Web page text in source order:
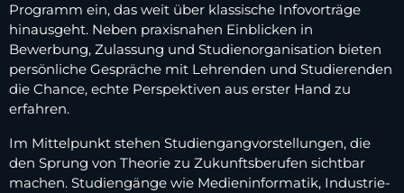
Programm ein, das weit über klassische Infovorträge
hinausgeht. Neben praxisnahen Einblicken in
Bewerbung, Zulassung und Studienorganisation bieten
persönliche Gespräche mit Lehrenden und Studierenden
die Chance, echte Perspektiven aus erster Hand zu
erfahren.
Im Mittelpunkt stehen Studiengangvorstellungen, die
den Sprung von Theorie zu Zukunftsberufen sichtbar
machen. Studiengänge wie Medieninformatik, Industrie-